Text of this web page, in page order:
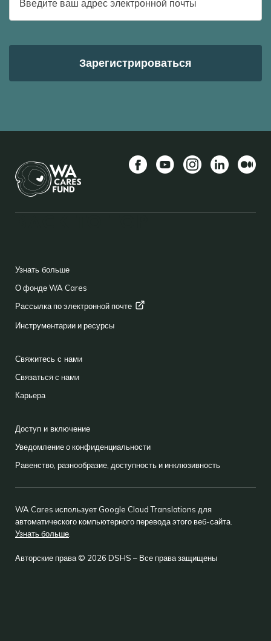
mail
адрес
Узнать больше
О фонде WA Cares
Рассылка по электронной почте
Инструментарии и ресурсы
Свяжитесь с нами
Связаться с нами
Карьера
Доступ и включение
Уведомление о конфиденциальности
Равенство, разнообразие, доступность и инклюзивность
WA Cares использует Google Cloud Translations для
автоматического компьютерного перевода этого веб-сайта.
Узнать больше
Авторские права © 2026 DSHS – Все права защищены